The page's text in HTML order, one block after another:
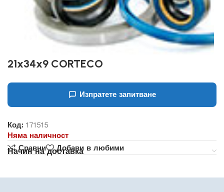
21x34x9 CORTECO
Изпратете запитване
Код:171515
Няма наличност
Сравни
Добави в любими
Начин на доставка